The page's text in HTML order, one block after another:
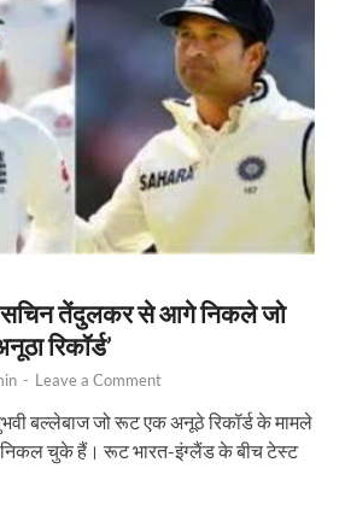
सचिन तेंदुलकर से आगे निकले जो
रिकॉर्ड’
- Leave a Comment
बल्लेबाज जो रूट एक अनूठे रिकॉर्ड के मामले
चुके हैं। रूट भारत-इंग्लैंड के बीच टेस्ट